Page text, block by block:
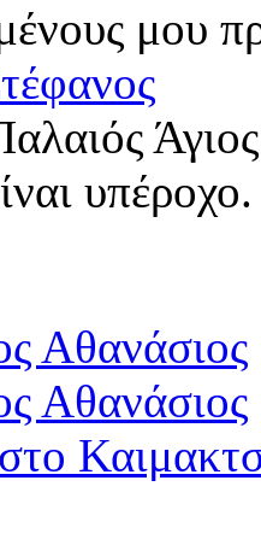
μου
Αθανάσιος
Αθανάσιος